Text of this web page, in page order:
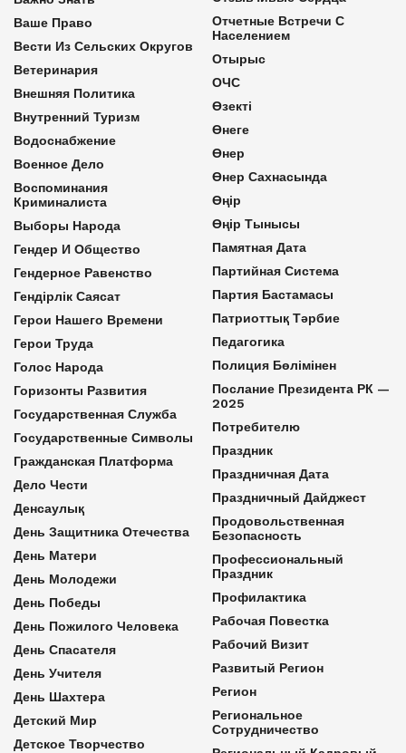
Ваше Право
Вести Из Сельских Округов
Ветеринария
Внешняя Политика
Внутренний Туризм
Водоснабжение
Военное Дело
Воспоминания
Криминалиста
Выборы Народа
Гендер И Общество
Гендерное Равенство
Гендірлік Саясат
Герои Нашего Времени
Герои Труда
Голос Народа
Горизонты Развития
Государственная Служба
Государственные Символы
Гражданская Платформа
Дело Чести
Денсаулық
День Защитника Отечества
День Матери
День Молодежи
День Победы
День Пожилого Человека
День Спасателя
День Учителя
День Шахтера
Детский Мир
Детское Творчество
Отчетные Встречи С
Населением
Отырыс
ОЧС
Өзекті
Өнеге
Өнер
Өнер Сахнасында
Өңір
Өңір Тынысы
Памятная Дата
Партийная Система
Партия Бастамасы
Патриоттық Тәрбие
Педагогика
Полиция Бөлімінен
Послание Президента РК —
2025
Потребителю
Праздник
Праздничная Дата
Праздничный Дайджест
Продовольственная
Безопасность
Профессиональный
Праздник
Профилактика
Рабочая Повестка
Рабочий Визит
Развитый Регион
Регион
Региональное
Сотрудничество